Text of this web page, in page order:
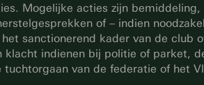
Mogelijke acties zijn bemiddeling,
of – indien
het sanctionerend kader van de club
klacht indienen bij politie of parket,
tuchtorgaan van de federatie of het